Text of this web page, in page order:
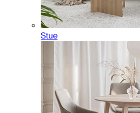
Stue